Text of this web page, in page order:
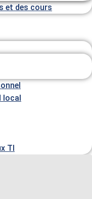
et des cours
local
TI